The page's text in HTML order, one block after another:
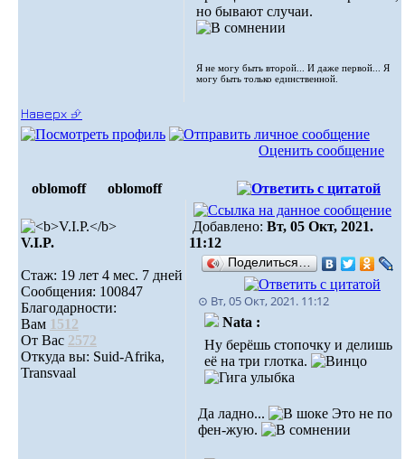
но бывают случаи.
Я не могу быть второй... И даже первой... Я
могу быть только единственной.
Наверх ⮵
Оценить сообщение
oblomoff oblomoff
V.I.P.
Стаж: 19 лет 4 мес. 7 дней
Сообщения: 100847
Благодарности:
Вам 1512
От Вас 2572
Откуда вы: Suid-Afrika,
Transvaal
Добавлено: Вт, 05 Окт, 2021.
11:12
Поделиться…
⊙ Вт, 05 Окт, 2021. 11:12
Nata :
Ну берёшь стопочку и делишь
её на три глотка.
Да ладно...
Это не по
фен-жую.